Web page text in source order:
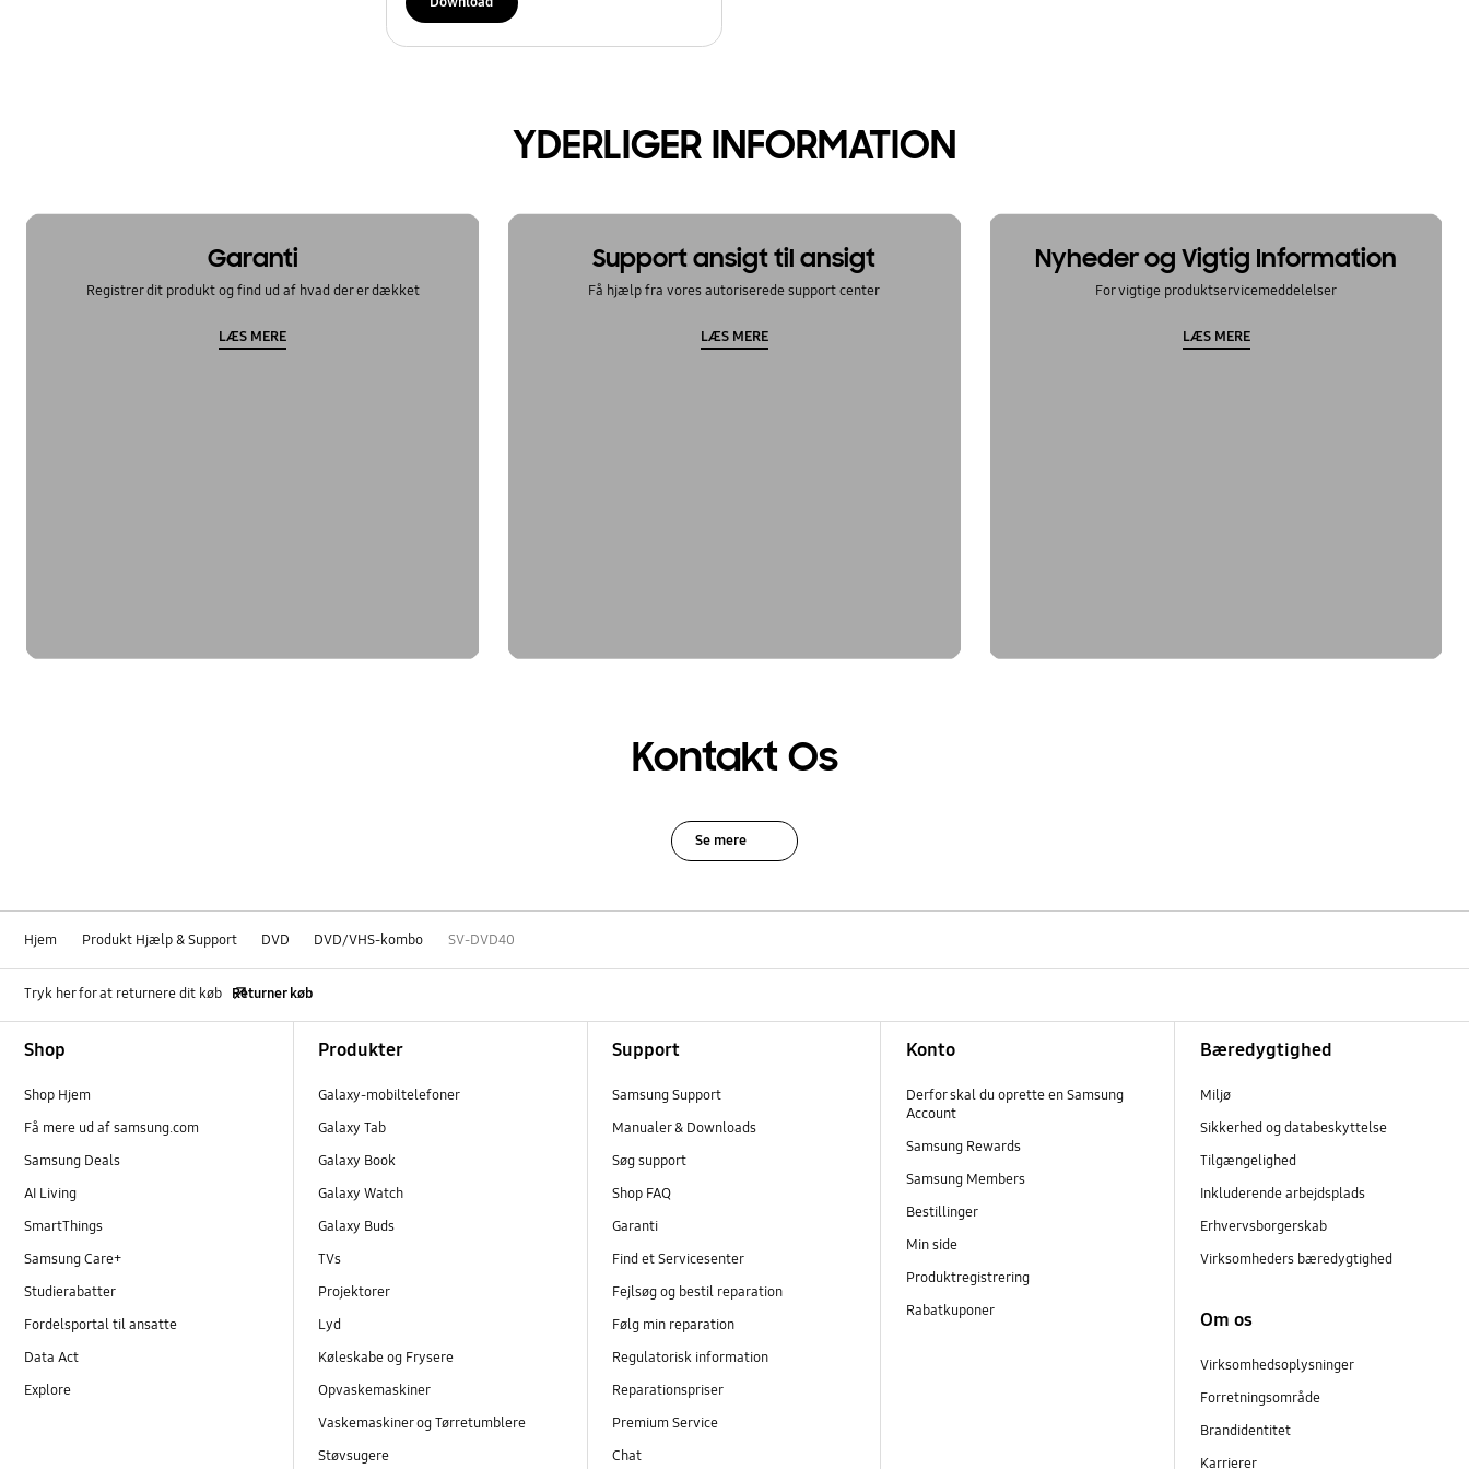
YDERLIGER INFORMATION
Garanti
Registrer dit produkt og find ud af hvad der er dækket
LÆS MERE
Support ansigt til ansigt
Få hjælp fra vores autoriserede support center
LÆS MERE
Nyheder og Vigtig Information
For vigtige produktservicemeddelelser
LÆS MERE
Kontakt Os
Se mere
Hjem Produkt Hjælp & Support DVD DVD/VHS-kombo SV-DVD40
Tryk her for at returnere dit køb Returner køb
Shop
Shop Hjem
Få mere ud af samsung.com
Samsung Deals
AI Living
SmartThings
Samsung Care+
Studierabatter
Fordelsportal til ansatte
Data Act
Explore
Produkter
Galaxy-mobiltelefoner
Galaxy Tab
Galaxy Book
Galaxy Watch
Galaxy Buds
TVs
Projektorer
Lyd
Køleskabe og Frysere
Opvaskemaskiner
Vaskemaskiner og Tørretumblere
Støvsugere
Support
Samsung Support
Manualer & Downloads
Søg support
Shop FAQ
Garanti
Find et Servicesenter
Fejlsøg og bestil reparation
Følg min reparation
Regulatorisk information
Reparationspriser
Premium Service
Chat
Konto
Derfor skal du oprette en Samsung
Account
Samsung Rewards
Samsung Members
Bestillinger
Min side
Produktregistrering
Rabatkuponer
Bæredygtighed
Miljø
Sikkerhed og databeskyttelse
Tilgængelighed
Inkluderende arbejdsplads
Erhvervsborgerskab
Virksomheders bæredygtighed
Om os
Virksomhedsoplysninger
Forretningsområde
Brandidentitet
Karrierer